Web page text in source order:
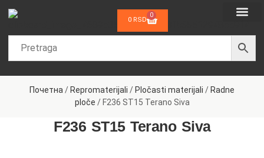
0 RSD
0
Почетна /Repromaterijali /Pločasti materijali /Radne
ploče / F236 ST15 Terano Siva
F236 ST15 Terano Siva